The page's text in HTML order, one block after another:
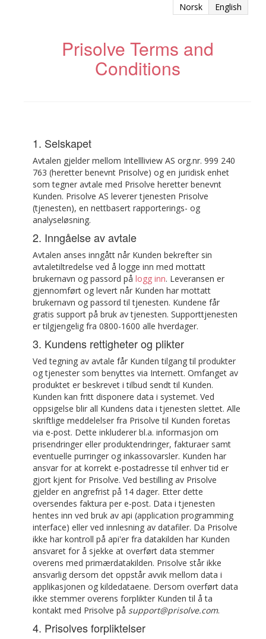
Norsk English
Prisolve Terms and
Conditions
1. Selskapet
Avtalen gjelder mellom Intellliview AS org.nr. 999 240
763 (heretter benevnt Prisolve) og en juridisk enhet
som tegner avtale med Prisolve heretter benevnt
Kunden. Prisolve AS leverer tjenesten Prisolve
(tjenesten), en nettbasert rapporterings- og
analyseløsning.
2. Inngåelse av avtale
Avtalen anses inngått når Kunden bekrefter sin
avtaletiltredelse ved å logge inn med mottatt
brukernavn og passord på logg inn. Leveransen er
gjennomført og levert når Kunden har mottatt
brukernavn og passord til tjenesten. Kundene får
gratis support på bruk av tjenesten. Supporttjenesten
er tilgjengelig fra 0800-1600 alle hverdager.
3. Kundens rettigheter og plikter
Ved tegning av avtale får Kunden tilgang til produkter
og tjenester som benyttes via Internett. Omfanget av
produktet er beskrevet i tilbud sendt til Kunden.
Kunden kan fritt disponere data i systemet. Ved
oppsigelse blir all Kundens data i tjenesten slettet. Alle
skriftlige meddelelser fra Prisolve til Kunden foretas
via e-post. Dette inkluderer bl.a. informasjon om
prisendringer eller produktendringer, fakturaer samt
eventuelle purringer og inkassovarsler. Kunden har
ansvar for at korrekt e-postadresse til enhver tid er
gjort kjent for Prisolve. Ved bestilling av Prisolve
gjelder en angrefrist på 14 dager. Etter dette
oversendes faktura per e-post. Data i tjenesten
hentes inn ved bruk av api (application programming
interface) eller ved innlesning av datafiler. Da Prisolve
ikke har kontroll på api'er fra datakilden har Kunden
ansvaret for å sjekke at overført data stemmer
overens med primærdatakilden. Prisolve står ikke
ansvarlig dersom det oppstår avvik mellom data i
applikasjonen og kildedataene. Dersom overført data
ikke stemmer overens forplikter Kunden til å ta
kontakt med Prisolve på support@prisolve.com.
4. Prisolves forpliktelser